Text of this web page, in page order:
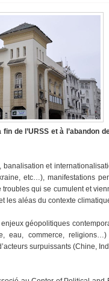
de l’URSS et à l’abandon
et
etc…), manifestations
qui se cumulent et
les aléas du contexte
géopolitiques
eau, commerce,
surpuissants (Chine,